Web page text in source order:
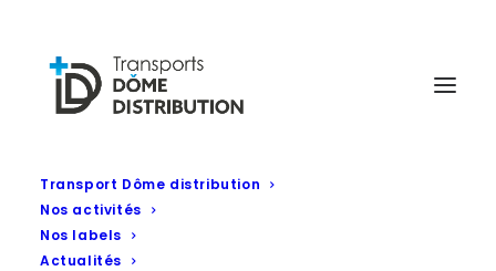
Transport Dôme distribution
Nos activités
Nos labels
Actualités
Mentions légales